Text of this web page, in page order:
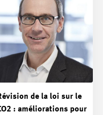
de la loi sur le
: améliorations pour